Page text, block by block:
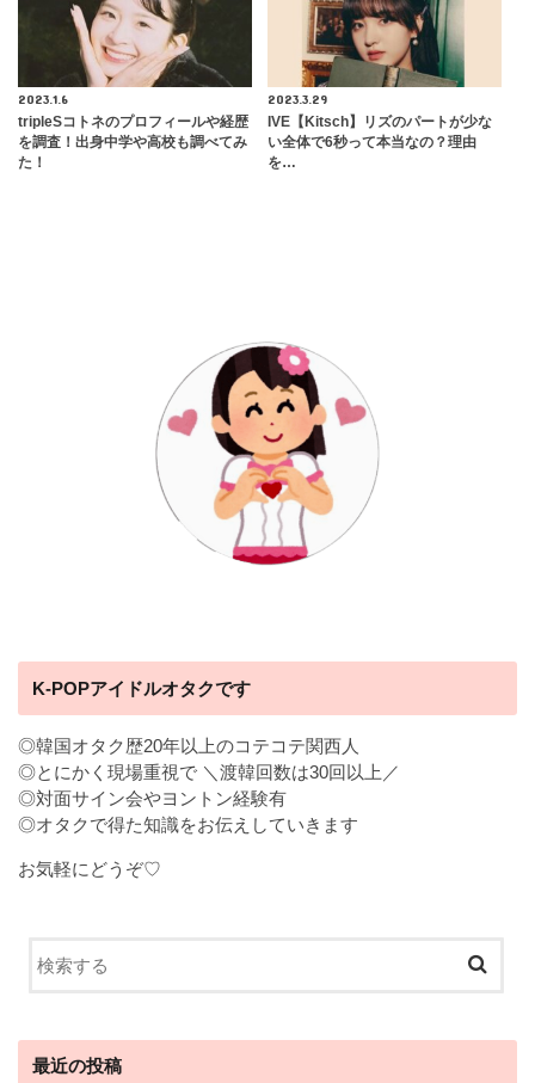
2023.1.6
tripleSコトネのプロフィールや経歴
を調査！出身中学や高校も調べてみ
た！
2023.3.29
IVE【Kitsch】リズのパートが少な
い全体で6秒って本当なの？理由
を…
K-POPアイドルオタクです
◎韓国オタク歴20年以上のコテコテ関西人
◎とにかく現場重視で ＼渡韓回数は30回以上／
◎対面サイン会やヨントン経験有
◎オタクで得た知識をお伝えしていきます
お気軽にどうぞ♡
最近の投稿